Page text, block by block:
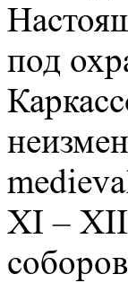
под
XI –